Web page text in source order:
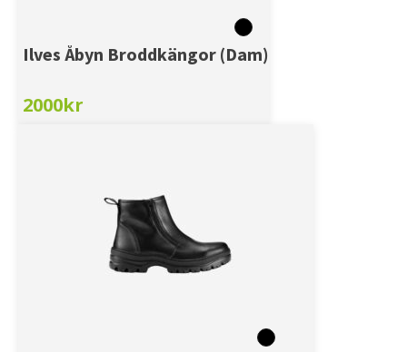
Ilves Åbyn Broddkängor (Dam)
2000kr